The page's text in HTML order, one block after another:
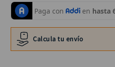
Voltaje : 120 V
Peso aproximado: 14,5 kg
Funcionalidades destacadas
Calcula tu envío